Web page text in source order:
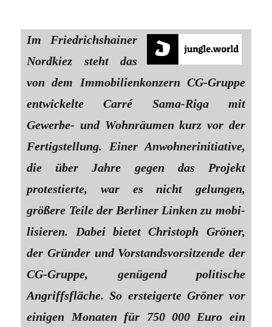
Im Friedrichshainer
Nordkiez steht das
von dem Immobilienkonzern CG-Gruppe
entwickelte Carré Sama-Riga mit
Gewerbe- und Wohnräumen kurz vor der
Fertigstellung. Einer Anwohnerinitiative,
die über Jahre gegen das Projekt
protestierte, war es nicht gelungen,
größere Teile der Berliner Linken zu mobi­
lisieren. Dabei ­bietet Christoph Gröner,
der Gründer und Vorstandsvorsitzende der
CG-Gruppe, genügend politische
Angriffsfläche. So ersteigerte Gröner vor
einigen Monaten für 750 000 Euro ein